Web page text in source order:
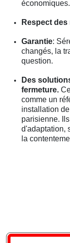
économiques.
Respect
Garantie:
changés, la
question.
Des
fermeture.
comme un
installation
parisienne.
d'adaptation,
la